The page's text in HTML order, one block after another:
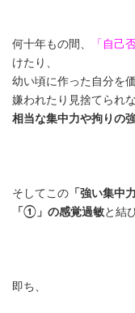
何十年もの間、 「自己
けたり、
幼い頃に作った自分を
嫌われたり見捨てられ
相当な集中力や拘りの
そしてこの 「強い集中
「①」の感覚過敏と結
即ち、